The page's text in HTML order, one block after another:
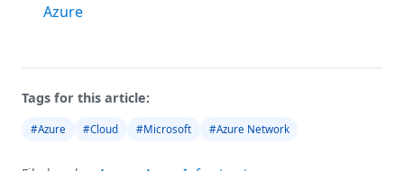
Azure
Tags for this article:
#Azure #Cloud #Microsoft #Azure Network